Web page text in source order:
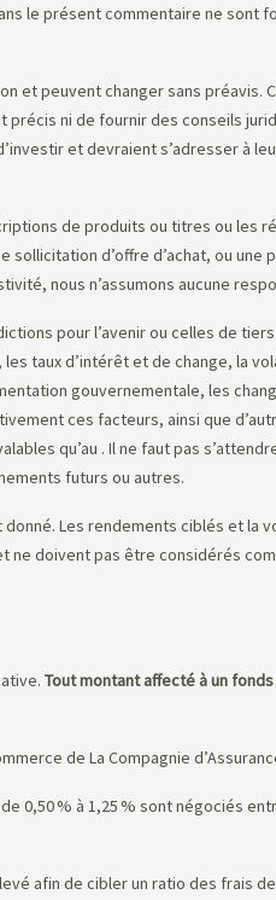
le présent commentaire ne sont
et peuvent changer sans préavis.
ni de fournir des conseils
et devraient s’adresser à
de produits ou titres ou les
d’offre d’achat, ou une
nous n’assumons aucune
pour l’avenir ou celles de
taux d’intérêt et de change, la
gouvernementale, les
ces facteurs, ainsi que
qu’au . Il ne faut pas
futurs ou autres.
Les rendements ciblés et la
doivent pas être considérés
Tout montant affecté à un
de La Compagnie
0,50 % à 1,25 % sont négociés
afin de cibler un ratio des frais